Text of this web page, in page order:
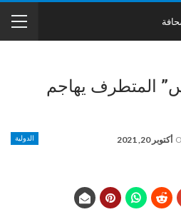
المتطرف يهاجم
الدولية أكتوبر 20, 2021